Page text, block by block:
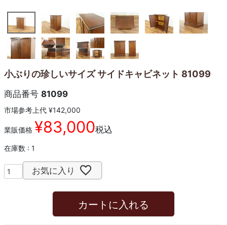
小ぶりの珍しいサイズ サイドキャビネット 81099
商品番号 81099
市場参考上代 ¥142,000
業販価格 ¥83,000税込
在庫数 1
お気に入り
カートに入れる